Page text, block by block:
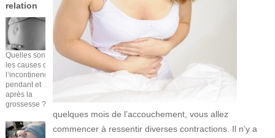
quelques mois de l’accouchement, vous allez
commencer à ressentir diverses contractions. Il n’y a
relation
Quelles sont
les causes de
l’incontinence
pendant et
après la
grossesse ?